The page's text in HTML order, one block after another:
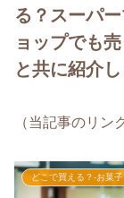
る？スーパ
ョップでも
と共に紹介し
（当記事のリン
どこで買える？-お菓